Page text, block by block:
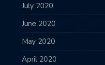
July 2020
June 2020
May 2020
April 2020